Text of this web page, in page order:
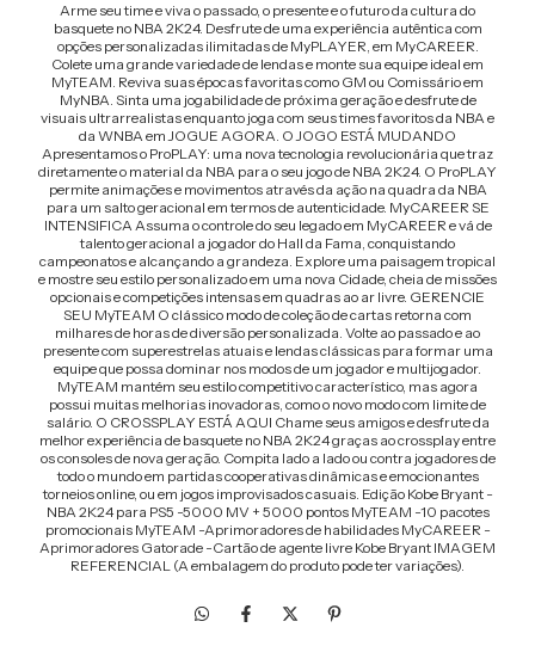
Arme seu time e viva o passado, o presente e o futuro da cultura do
basquete no NBA 2K24. Desfrute de uma experiência autêntica com
opções personalizadas ilimitadas de MyPLAYER, em MyCAREER.
Colete uma grande variedade de lendas e monte sua equipe ideal em
MyTEAM. Reviva suas épocas favoritas como GM ou Comissário em
MyNBA. Sinta uma jogabilidade de próxima geração e desfrute de
visuais ultrarrealistas enquanto joga com seus times favoritos da NBA e
da WNBA em JOGUE AGORA. O JOGO ESTÁ MUDANDO
Apresentamos o ProPLAY: uma nova tecnologia revolucionária que traz
diretamente o material da NBA para o seu jogo de NBA 2K24. O ProPLAY
permite animações e movimentos através da ação na quadra da NBA
para um salto geracional em termos de autenticidade. MyCAREER SE
INTENSIFICA Assuma o controle do seu legado em MyCAREER e vá de
talento geracional a jogador do Hall da Fama, conquistando
campeonatos e alcançando a grandeza. Explore uma paisagem tropical
e mostre seu estilo personalizado em uma nova Cidade, cheia de missões
opcionais e competições intensas em quadras ao ar livre. GERENCIE
SEU MyTEAM O clássico modo de coleção de cartas retorna com
milhares de horas de diversão personalizada. Volte ao passado e ao
presente com superestrelas atuais e lendas clássicas para formar uma
equipe que possa dominar nos modos de um jogador e multijogador.
MyTEAM mantém seu estilo competitivo característico, mas agora
possui muitas melhorias inovadoras, como o novo modo com limite de
salário. O CROSSPLAY ESTÁ AQUI Chame seus amigos e desfrute da
melhor experiência de basquete no NBA 2K24 graças ao crossplay entre
os consoles de nova geração. Compita lado a lado ou contra jogadores de
todo o mundo em partidas cooperativas dinâmicas e emocionantes
torneios online, ou em jogos improvisados casuais. Edição Kobe Bryant -
NBA 2K24 para PS5 -5000 MV + 5000 pontos MyTEAM -10 pacotes
promocionais MyTEAM -Aprimoradores de habilidades MyCAREER -
Aprimoradores Gatorade -Cartão de agente livre Kobe Bryant IMAGEM
REFERENCIAL (A embalagem do produto pode ter variações).